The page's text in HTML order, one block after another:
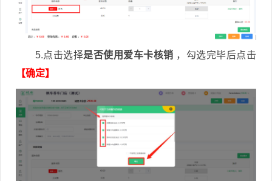
5.点击选择是否使用爱车卡核销 ，勾选完毕后点击
【确定】